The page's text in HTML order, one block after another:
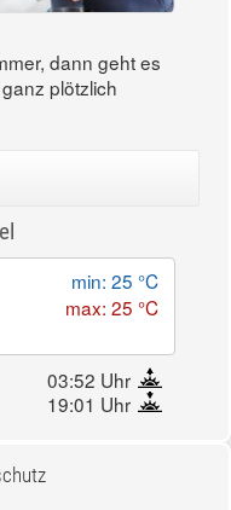
dann geht es
plötzlich
min: 25 °C
max: 25 °C
03:52 Uhr
19:01 Uhr